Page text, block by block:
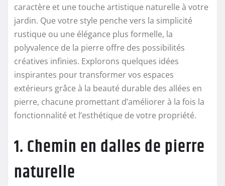
caractère et une touche artistique naturelle à votre
jardin. Que votre style penche vers la simplicité
rustique ou une élégance plus formelle, la
polyvalence de la pierre offre des possibilités
créatives infinies. Explorons quelques idées
inspirantes pour transformer vos espaces
extérieurs grâce à la beauté durable des allées en
pierre, chacune promettant d’améliorer à la fois la
fonctionnalité et l’esthétique de votre propriété.
1. Chemin en dalles de pierre
naturelle